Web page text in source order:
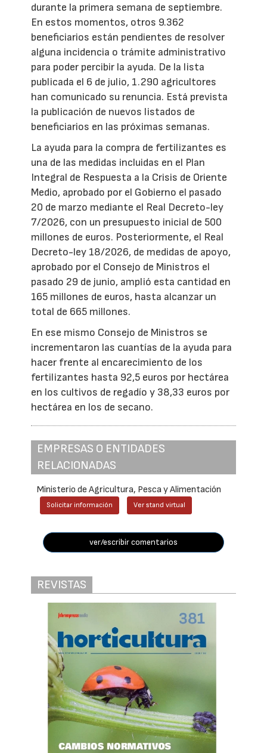
durante la primera semana de septiembre.
En estos momentos, otros 9.362
beneficiarios están pendientes de resolver
alguna incidencia o trámite administrativo
para poder percibir la ayuda. De la lista
publicada el 6 de julio, 1.290 agricultores
han comunicado su renuncia. Está prevista
la publicación de nuevos listados de
beneficiarios en las próximas semanas.
La ayuda para la compra de fertilizantes es
una de las medidas incluidas en el Plan
Integral de Respuesta a la Crisis de Oriente
Medio, aprobado por el Gobierno el pasado
20 de marzo mediante el Real Decreto-ley
7/2026, con un presupuesto inicial de 500
millones de euros. Posteriormente, el Real
Decreto-ley 18/2026, de medidas de apoyo,
aprobado por el Consejo de Ministros el
pasado 29 de junio, amplió esta cantidad en
165 millones de euros, hasta alcanzar un
total de 665 millones.
En ese mismo Consejo de Ministros se
incrementaron las cuantías de la ayuda para
hacer frente al encarecimiento de los
fertilizantes hasta 92,5 euros por hectárea
en los cultivos de regadío y 38,33 euros por
hectárea en los de secano.
EMPRESAS O ENTIDADES
RELACIONADAS
Ministerio de Agricultura, Pesca y Alimentación
Solicitar información Ver stand virtual
ver/escribir comentarios
REVISTAS